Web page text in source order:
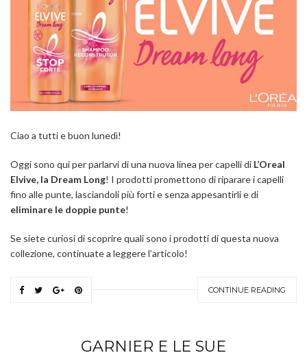
Ciao a tutti e buon lunedì!
Oggi sono qui per parlarvi di una nuova linea per capelli di L’Oreal
Elvive, la Dream Long! I prodotti promettono di riparare i capelli
fino alle punte, lasciandoli più forti e senza appesantirli e di
eliminare le doppie punte!
Se siete curiosi di scoprire quali sono i prodotti di questa nuova
collezione, continuate a leggere l’articolo!
CONTINUE READING
GARNIER E LE SUE